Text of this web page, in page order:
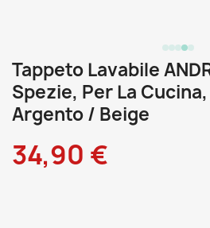
Tappeto Lavabile
Spezie, Per La
Argento / Beige
34,90 €